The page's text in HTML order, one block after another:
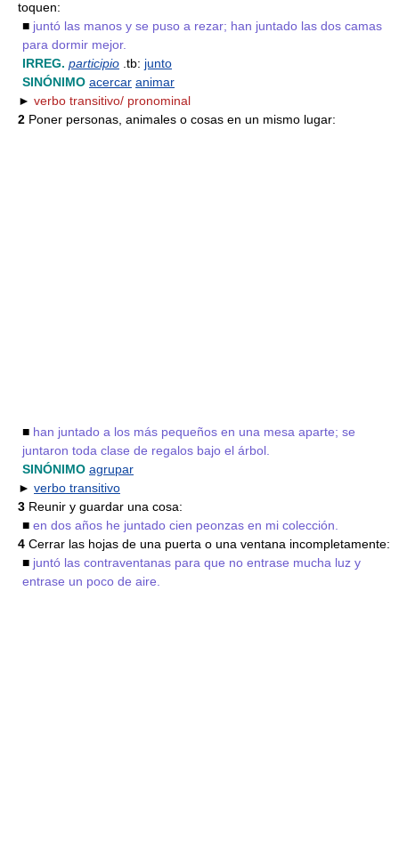
toquen:
■ juntó las manos y se puso a rezar; han juntado las dos camas
para dormir mejor.
IRREG. participio .tb: junto
SINÓNIMO acercar animar
► verbo transitivo/ pronominal
2 Poner personas, animales o cosas en un mismo lugar:
■ han juntado a los más pequeños en una mesa aparte; se
juntaron toda clase de regalos bajo el árbol.
SINÓNIMO agrupar
► verbo transitivo
3 Reunir y guardar una cosa:
■ en dos años he juntado cien peonzas en mi colección.
4 Cerrar las hojas de una puerta o una ventana incompletamente:
■ juntó las contraventanas para que no entrase mucha luz y
entrase un poco de aire.